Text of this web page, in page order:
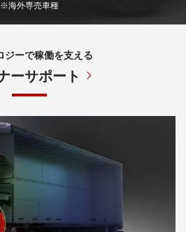
※海外専売車種
ジーで稼働を支える
ーサポート